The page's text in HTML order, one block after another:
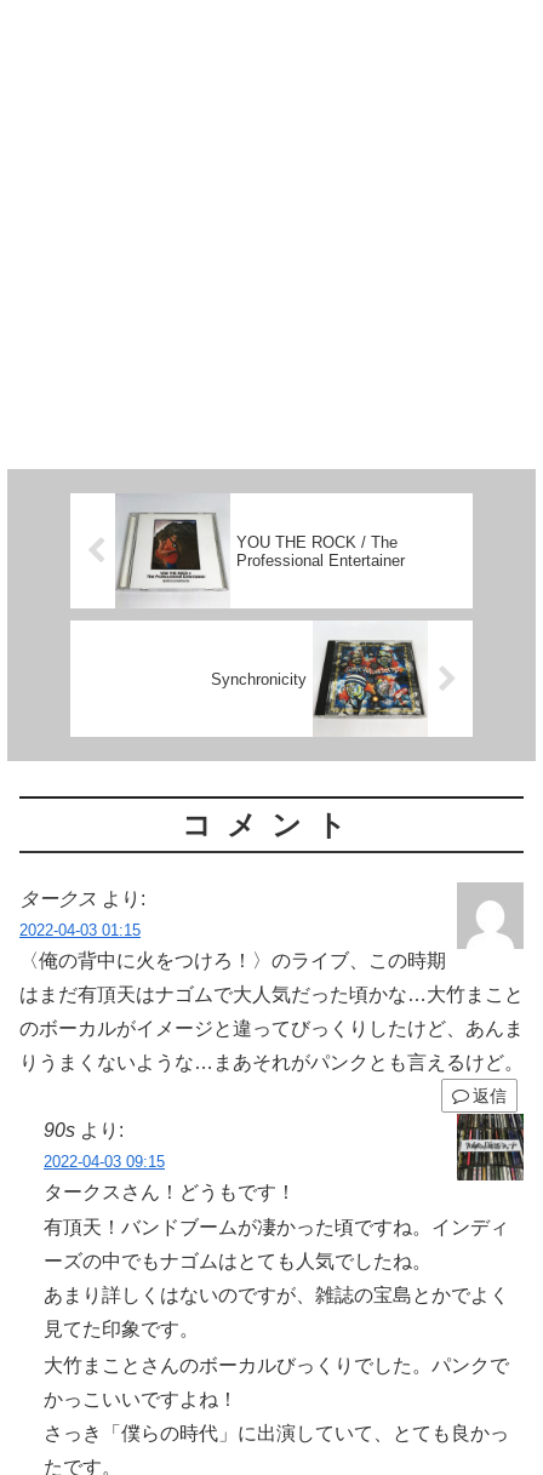
YOU THE ROCK / The
Professional Entertainer
Synchronicity
コメント
タークス より:
2022-04-03 01:15
〈俺の背中に火をつけろ！〉のライブ、この時期
はまだ有頂天はナゴムで大人気だった頃かな…大竹まこと
のボーカルがイメージと違ってびっくりしたけど、あんま
りうまくないような…まあそれがパンクとも言えるけど。
返信
90s より:
2022-04-03 09:15
タークスさん！どうもです！
有頂天！バンドブームが凄かった頃ですね。インディ
ーズの中でもナゴムはとても人気でしたね。
あまり詳しくはないのですが、雑誌の宝島とかでよく
見てた印象です。
大竹まことさんのボーカルびっくりでした。パンクで
かっこいいですよね！
さっき「僕らの時代」に出演していて、とても良かっ
たです。